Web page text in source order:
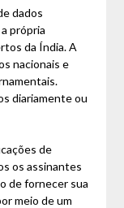
dados
própria
da Índia. A
nacionais e
diariamente ou
de
os assinantes
de fornecer sua
meio de um